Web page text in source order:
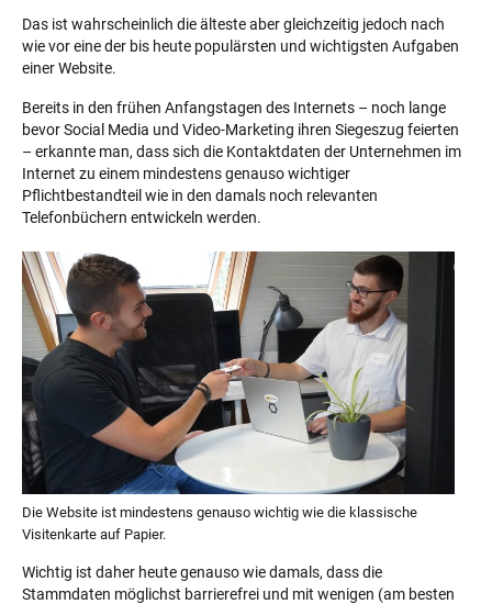
Das ist wahrscheinlich die älteste aber gleichzeitig jedoch nach
wie vor eine der bis heute populärsten und wichtigsten Aufgaben
einer Website.
Bereits in den frühen Anfangstagen des Internets – noch lange
bevor Social Media und Video-Marketing ihren Siegeszug feierten
– erkannte man, dass sich die Kontaktdaten der Unternehmen im
Internet zu einem mindestens genauso wichtiger
Pflichtbestandteil wie in den damals noch relevanten
Telefonbüchern entwickeln werden.
Die Website ist mindestens genauso wichtig wie die klassische
Visitenkarte auf Papier.
Wichtig ist daher heute genauso wie damals, dass die
Stammdaten möglichst barrierefrei und mit wenigen (am besten